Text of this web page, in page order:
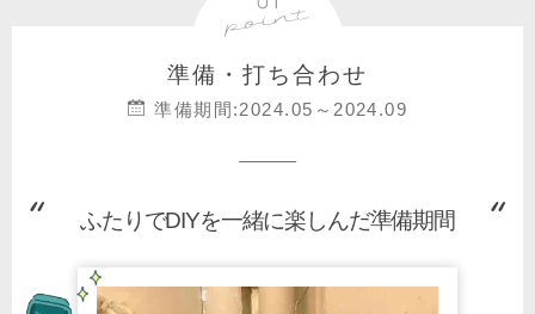
準備・打ち合わせ
準備期間:2024.05～2024.09
ふたりでDIYを一緒に楽しんだ準備期間